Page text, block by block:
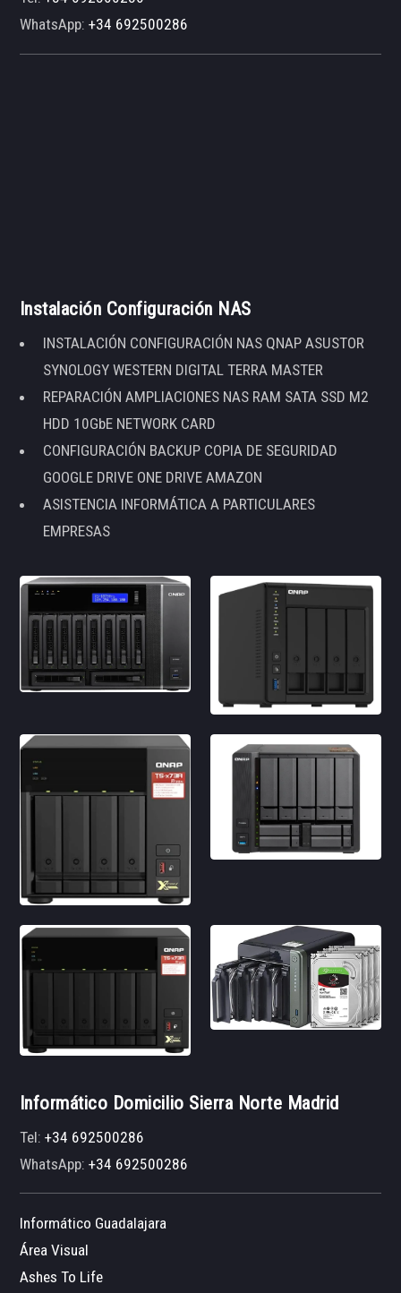
WhatsApp:+34 692500286
Instalación Configuración NAS
INSTALACIÓN CONFIGURACIÓN NAS QNAP ASUSTOR
SYNOLOGY WESTERN DIGITAL TERRA MASTER
REPARACIÓN AMPLIACIONES NAS RAM SATA SSD M2
HDD 10GbE NETWORK CARD
CONFIGURACIÓN BACKUP COPIA DE SEGURIDAD
GOOGLE DRIVE ONE DRIVE AMAZON
ASISTENCIA INFORMÁTICA A PARTICULARES
EMPRESAS
Informático Domicilio Sierra Norte Madrid
Tel:+34 692500286
WhatsApp:+34 692500286
Informático Guadalajara
Área Visual
Ashes To Life